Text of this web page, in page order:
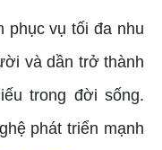
phục vụ tối đa nhu
và dần trở thành
trong đời sống.
phát triển mạnh